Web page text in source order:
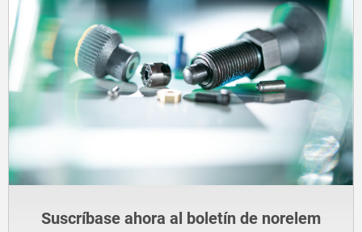
Suscríbase ahora al boletín de norelem